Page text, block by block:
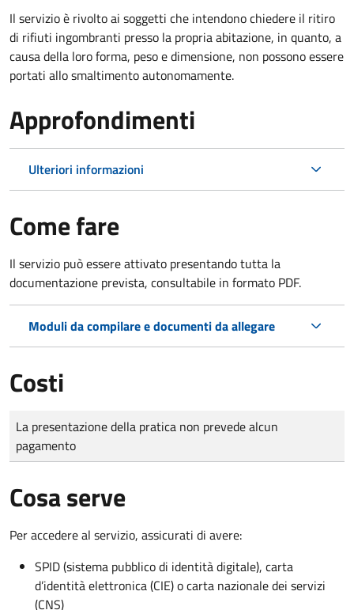
Il servizio è rivolto ai soggetti che intendono chiedere il ritiro
di rifiuti ingombranti presso la propria abitazione, in quanto, a
causa della loro forma, peso e dimensione, non possono essere
portati allo smaltimento autonomamente.
Approfondimenti
Ulteriori informazioni
Come fare
Il servizio può essere attivato presentando tutta la
documentazione prevista, consultabile in formato PDF.
Moduli da compilare e documenti da allegare
Costi
Tipo di pagamento
Importo
La presentazione della pratica non prevede alcun
pagamento
Cosa serve
Per accedere al servizio, assicurati di avere:
SPID (sistema pubblico di identità digitale), carta
d’identità elettronica (CIE) o carta nazionale dei servizi
(CNS)